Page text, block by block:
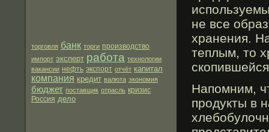
торговля банк торги производство
импорт эксперт работа технологии
вакансии нефть экспорт отчёт капитал
компания кредит валюта экономия
бюджет поставщик отрасль кризис
Россия дело
не все
хранения.
теплым, то
Напомним,
прοдукты в